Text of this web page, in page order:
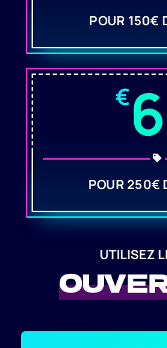
POUR 150€
€
POUR 250€
UTILISEZ